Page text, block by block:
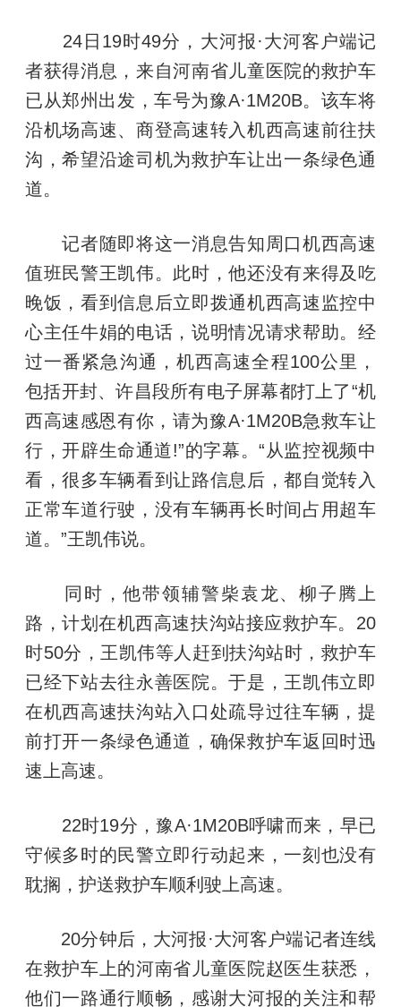
24日19时49分，大河报·大河客户端记
者获得消息，来自河南省儿童医院的救护车
已从郑州出发，车号为豫A·1M20B。该车将
沿机场高速、商登高速转入机西高速前往扶
沟，希望沿途司机为救护车让出一条绿色通
道。
记者随即将这一消息告知周口机西高速
值班民警王凯伟。此时，他还没有来得及吃
晚饭，看到信息后立即拨通机西高速监控中
心主任牛娟的电话，说明情况请求帮助。经
过一番紧急沟通，机西高速全程100公里，
包括开封、许昌段所有电子屏幕都打上了“机
西高速感恩有你，请为豫A·1M20B急救车让
行，开辟生命通道!”的字幕。“从监控视频中
看，很多车辆看到让路信息后，都自觉转入
正常车道行驶，没有车辆再长时间占用超车
道。”王凯伟说。
同时，他带领辅警柴袁龙、柳子腾上
路，计划在机西高速扶沟站接应救护车。20
时50分，王凯伟等人赶到扶沟站时，救护车
已经下站去往永善医院。于是，王凯伟立即
在机西高速扶沟站入口处疏导过往车辆，提
前打开一条绿色通道，确保救护车返回时迅
速上高速。
22时19分，豫A·1M20B呼啸而来，早已
守候多时的民警立即行动起来，一刻也没有
耽搁，护送救护车顺利驶上高速。
20分钟后，大河报·大河客户端记者连线
在救护车上的河南省儿童医院赵医生获悉，
他们一路通行顺畅，感谢大河报的关注和帮